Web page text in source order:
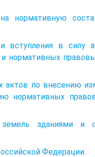
нормативную
вступления в силу
нормативных
по внесению
нормативных
земель зданиями и
Федерации.